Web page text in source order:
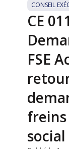
CONSEIL
CE
FSE
social